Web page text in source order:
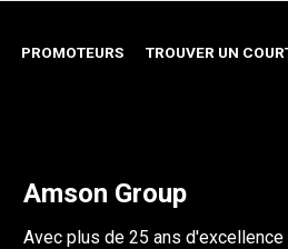
PROMOTEURS TROUVER UN
Amson Group
Avec plus de 25 ans